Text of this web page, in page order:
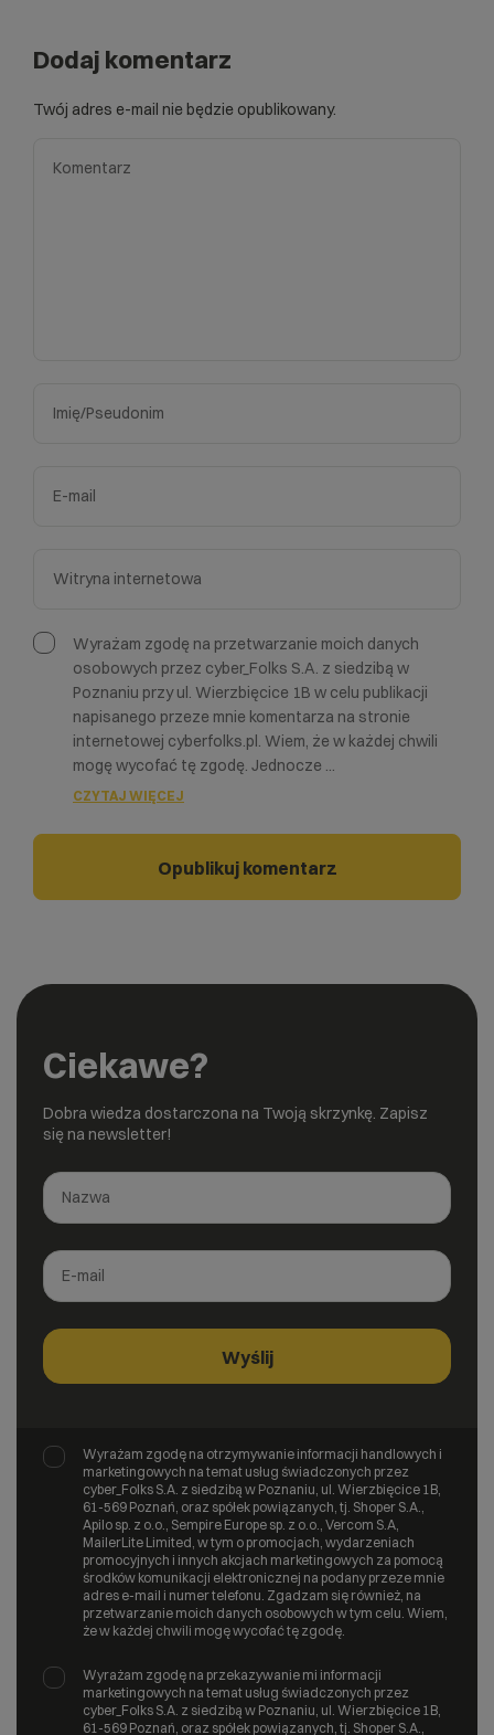
Dodaj komentarz
Twój adres e-mail nie będzie opublikowany.
Wyrażam zgodę na przetwarzanie moich danych
osobowych przez cyber_Folks S.A. z siedzibą w
Poznaniu przy ul. Wierzbięcice 1B w celu publikacji
napisanego przeze mnie komentarza na stronie
internetowej cyberfolks.pl. Wiem, że w każdej chwili
mogę wycofać tę zgodę. Jednocze ...
CZYTAJ WIĘCEJ
Ciekawe?
Dobra wiedza dostarczona na Twoją skrzynkę. Zapisz
się na newsletter!
Wyrażam zgodę na otrzymywanie informacji handlowych i
marketingowych na temat usług świadczonych przez
cyber_Folks S.A. z siedzibą w Poznaniu, ul. Wierzbięcice 1B,
61-569 Poznań, oraz spółek powiązanych, tj. Shoper S.A.,
Apilo sp. z o.o., Sempire Europe sp. z o.o., Vercom S.A,
MailerLite Limited, w tym o promocjach, wydarzeniach
promocyjnych i innych akcjach marketingowych za pomocą
środków komunikacji elektronicznej na podany przeze mnie
adres e-mail i numer telefonu. Zgadzam się również, na
przetwarzanie moich danych osobowych w tym celu. Wiem,
że w każdej chwili mogę wycofać tę zgodę.
Wyrażam zgodę na przekazywanie mi informacji
marketingowych na temat usług świadczonych przez
cyber_Folks S.A. z siedzibą w Poznaniu, ul. Wierzbięcice 1B,
61-569 Poznań, oraz spółek powiązanych, tj. Shoper S.A.,